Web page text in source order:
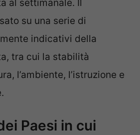
al settimanale. Il
su una serie di
indicativi della
tra cui la stabilità
l’ambiente, l’istruzione e
Paesi in cui